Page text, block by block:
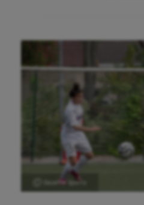
Ⓒ Gazette Sports